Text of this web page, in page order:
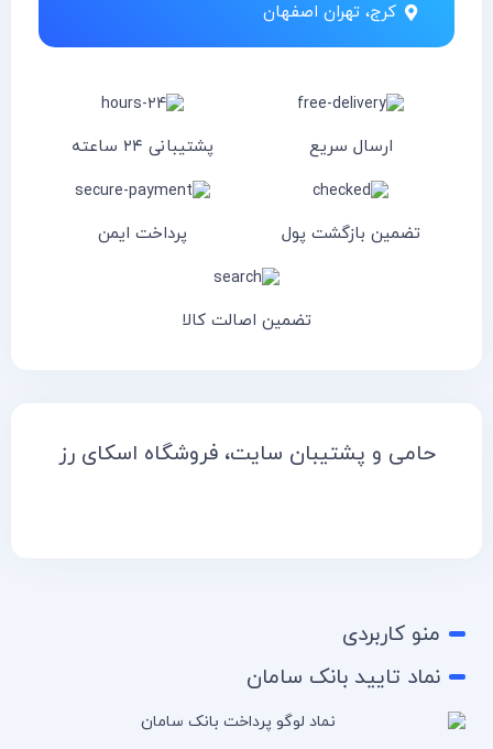
کرج، تهران اصفهان
ارسال سریع پشتیبانی ۲۴ ساعته
تضمین بازگشت پول پرداخت ایمن
تضمین اصالت کالا
حامی و پشتیبان سایت، فروشگاه اسکای رز
منو کاربردی
نماد تایید بانک سامان